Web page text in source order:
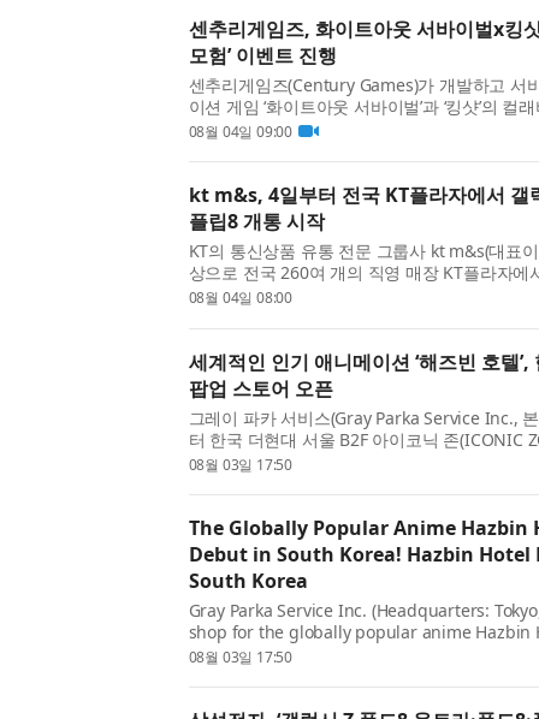
센추리게임즈, 화이트아웃 서바이벌x킹
모험’ 이벤트 진행
센추리게임즈(Century Games)가 개발하고 서
이션 게임 ‘화이트아웃 서바이벌’과 ‘킹샷’의 컬
험’을 진행한다. 이번 컬래버레이션은 ‘화이트아
08월 04일 09:00
kt m&s, 4일부터 전국 KT플라자에서 갤
플립8 개통 시작
KT의 통신상품 유통 전문 그룹사 kt m&s(대표
상으로 전국 260여 개의 직영 매장 KT플라자
리즈 개통을 시작한다고 4일 밝혔다. 사전예약
08월 04일 08:00
세계적인 인기 애니메이션 ‘해즈빈 호텔
팝업 스토어 오픈
그레이 파카 서비스(Gray Parka Service Inc.,
터 한국 더현대 서울 B2F 아이코닉 존(ICONIC
는 애니메이션 ‘해즈빈 호텔(Hazbin Hotel)’의
08월 03일 17:50
The Globally Popular Anime Hazbin
Debut in South Korea! Hazbin Hotel
South Korea
Gray Parka Service Inc. (Headquarters:
shop for the globally popular anime Hazbin
11, 2026, at the ICONIC ZONE on B2F of
08월 03일 17:50